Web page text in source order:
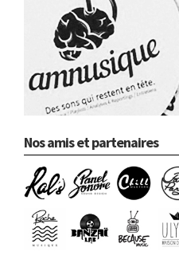
Nos amis et partenaires